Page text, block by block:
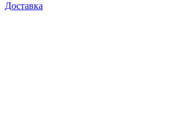
Доставка